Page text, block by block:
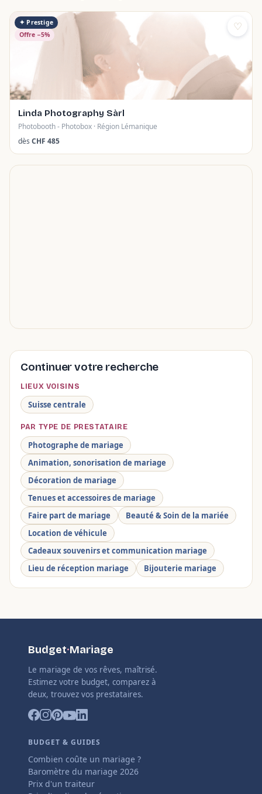
✦ Prestige
Offre −5%
♡
Linda Photography Sàrl
Photobooth - Photobox · Région Lémanique
dès CHF 485
Continuer votre recherche
LIEUX VOISINS
Suisse centrale
PAR TYPE DE PRESTATAIRE
Photographe de mariage
Animation, sonorisation de mariage
Décoration de mariage
Tenues et accessoires de mariage
Faire part de mariage
Beauté & Soin de la mariée
Location de véhicule
Cadeaux souvenirs et communication mariage
Lieu de réception mariage
Bijouterie mariage
Budget·Mariage
Le mariage de vos rêves, maîtrisé.
Estimez votre budget, comparez à
deux, trouvez vos prestataires.
BUDGET & GUIDES
Combien coûte un mariage ?
Baromètre du mariage 2026
Prix d'un traiteur